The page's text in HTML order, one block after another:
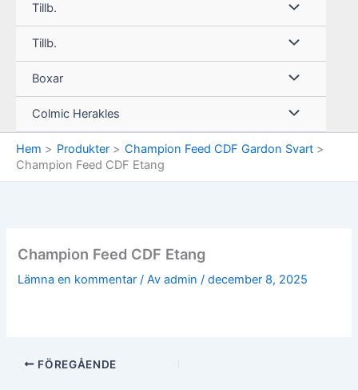
Tillb.
Tillb.
Boxar
Colmic Herakles
Hem Produkter
Champion Feed CDF Gardon Svart
Champion Feed CDF Etang
Champion Feed CDF Etang
Lämna en kommentar / Avadmin/december 8, 2025
FÖREGÅENDE